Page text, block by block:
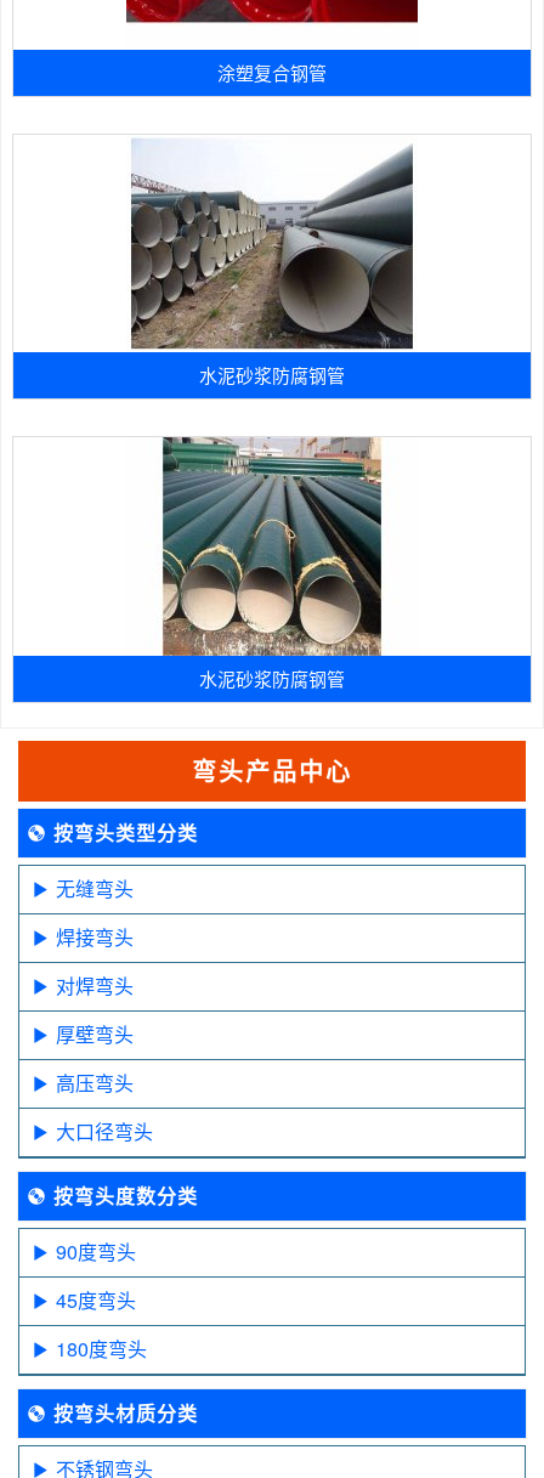
涂塑复合钢管
水泥砂浆防腐钢管
水泥砂浆防腐钢管
弯头产品中心
按弯头类型分类
无缝弯头
焊接弯头
对焊弯头
厚壁弯头
高压弯头
大口径弯头
按弯头度数分类
90度弯头
45度弯头
180度弯头
按弯头材质分类
不锈钢弯头